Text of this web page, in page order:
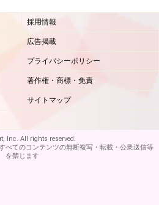
採用情報
広告掲載
プライバシーポリシー
著作権・商標・免責
サイトマップ
Inc. All rights reserved.
べてのコンテンツの無断複写・転載・公衆送信等
を禁じます